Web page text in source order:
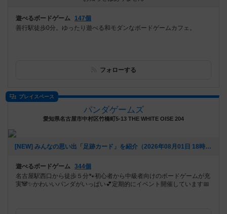
遊べるボードゲーム
147個
善行駅徒歩0分。ゆったり遊べる和モダンなボードゲームカフェ。
フォローする
プレイスペース
パンダゲームズ
愛知県名古屋市中村区竹橋町5-13 THE WHITE OISE 204
[NEW] みんなの思い出「足跡カード」を紹介（2026年08月01日 18時17分）
遊べるボードゲーム 344個
名古屋駅西口から徒歩５分🐾初心者から中級者向けのボードゲームが充
実🐼✨かわいいパンダがいっぱい💕定期的にイベント開催しています📅